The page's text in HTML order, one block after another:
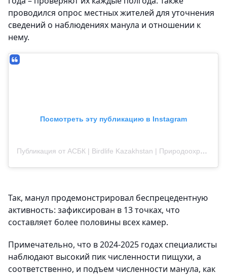
проводился опрос местных жителей для уточнения
сведений о наблюдениях манула и отношении к
нему.
Посмотреть эту публикацию в Instagram
Публикация от АСБК | Birdlife Kazakhstan | Природоохранная организация (@acbk.kz)
Так, манул продемонстрировал беспрецедентную
активность: зафиксирован в 13 точках, что
составляет более половины всех камер.
Примечательно, что в 2024-2025 годах специалисты
наблюдают высокий пик численности пищухи, а
соответственно, и подъем численности манула, как